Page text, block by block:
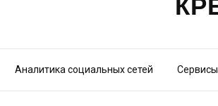
Аналитика социальных сетей Сервисы